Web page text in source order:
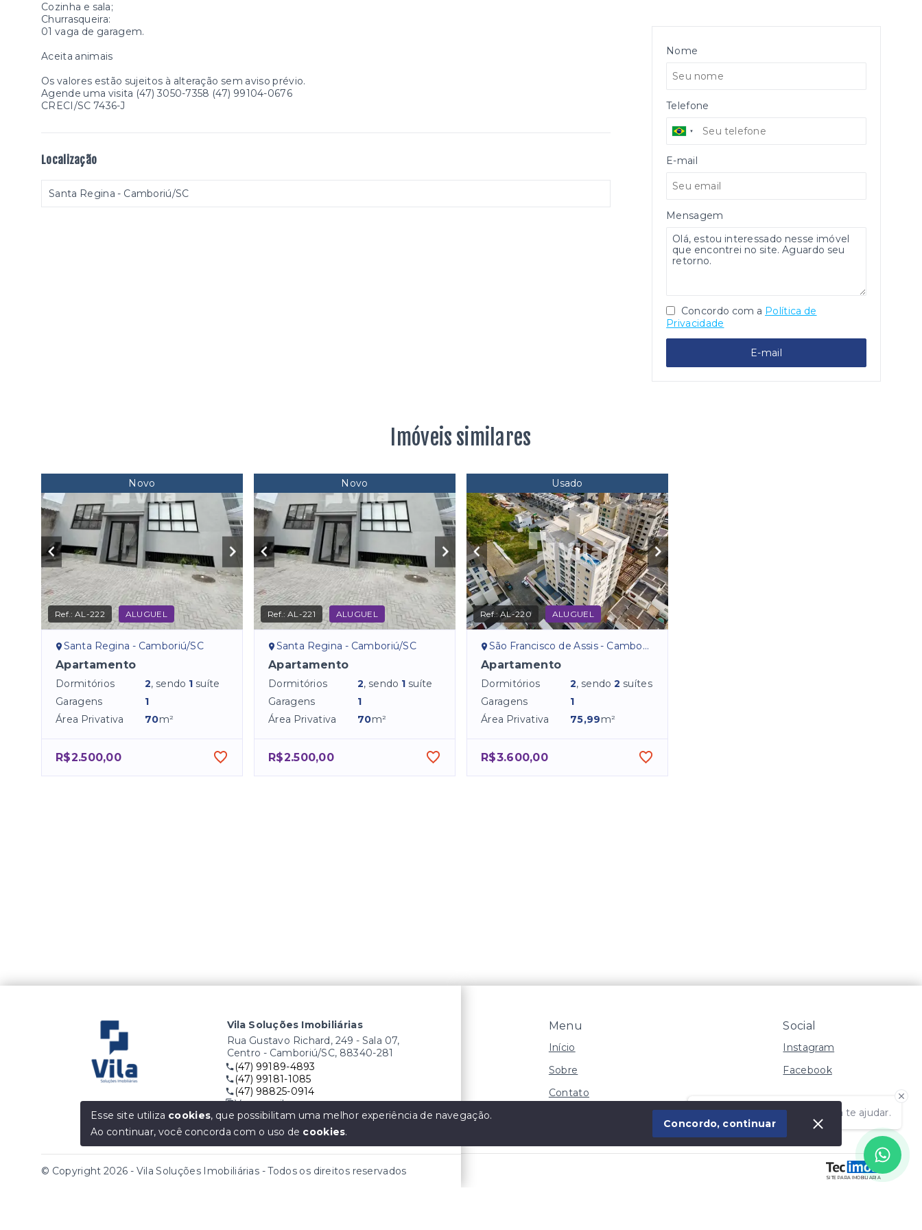
Cozinha e sala;
Churrasqueira:
01 vaga de garagem.
Aceita animais
Os valores estão sujeitos à alteração sem aviso prévio.
Agende uma visita (47) 3050-7358 (47) 99104-0676
CRECI/SC 7436-J
Localização
Santa Regina - Camboriú/SC
Nome
Telefone
E-mail
Mensagem
Concordo com a Política de
Privacidade
E-mail
Imóveis similares
Novo
Ref.:AL-222 ALUGUEL
Santa Regina - Camboriú/SC
Apartamento
Dormitórios 2, sendo 1 suíte
Garagens
1
Área Privativa
70m²
R$2.500,00
Novo
Ref.:AL-221 ALUGUEL
Santa Regina - Camboriú/SC
Apartamento
Dormitórios 2, sendo 1 suíte
Garagens
1
Área Privativa
70m²
R$2.500,00
Usado
Ref.:AL-220 ALUGUEL
São Francisco de Assis - Camboriú/SC
Apartamento
Dormitórios 2, sendo2 suítes
Garagens
1
Área Privativa
75,99m²
R$3.600,00
Olá! Estamos disponíveis para te ajudar.
Menu
Início
Sobre
Contato
Social
Instagram
Facebook
SITE PARA IMOBILIARIA
Vila Soluções Imobiliárias
Rua Gustavo Richard, 249 - Sala 07,
Centro - Camboriú/SC, 88340-281
(47) 99189-4893
(47) 99181-1085
(47) 98825-0914
Ver e-mail
O seu Sonho é o que nós Move!
© Copyright 2026 - Vila Soluções Imobiliárias - Todos os direitos reservados
Esse site utiliza cookies, que possibilitam uma melhor experiência de navegação.
Ao continuar, você concorda com o uso de cookies.
Concordo, continuar